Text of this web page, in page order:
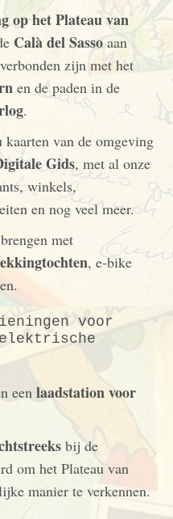
op het Plateau van
Calà del Sasso aan
zijn met het
en de paden in de
.
van de omgeving
Gids, met al onze
winkels,
en nog veel meer.
met
, e-bike
voor
eenlaadstation voor
bij de
om het Plateau van
manier te verkennen.